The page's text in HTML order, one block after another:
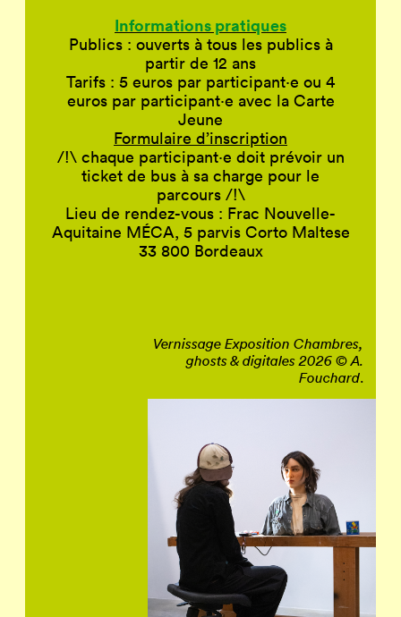
Informations pratiques
Publics : ouverts à tous les publics à
partir de 12 ans
Tarifs : 5 euros par participant·e ou 4
euros par participant·e avec la Carte
Jeune
Formulaire d’inscription
/!\ chaque participant·e doit prévoir un
ticket de bus à sa charge pour le
parcours /!\
Lieu de rendez-vous : Frac Nouvelle-
Aquitaine MÉCA, 5 parvis Corto Maltese
33 800 Bordeaux
Vernissage Exposition Chambres,
ghosts & digitales 2026 © A.
Fouchard.